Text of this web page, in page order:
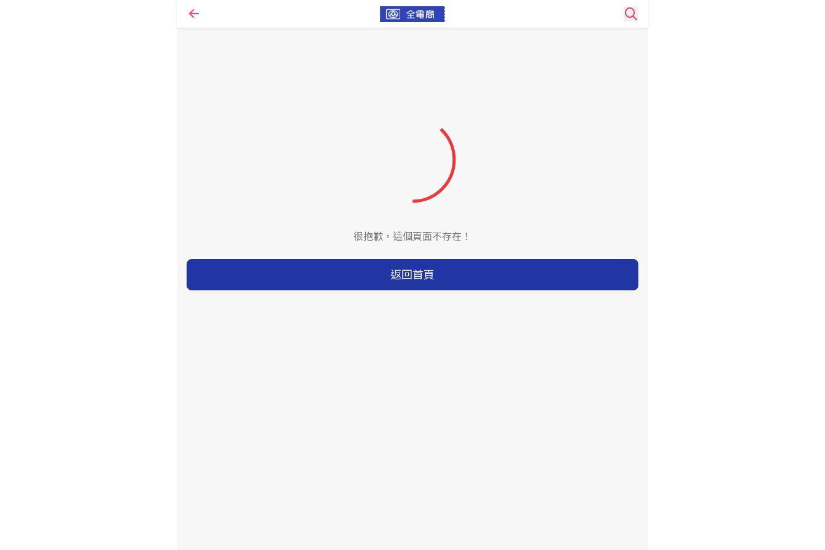
很抱歉，這個頁面不存在！
返回首頁